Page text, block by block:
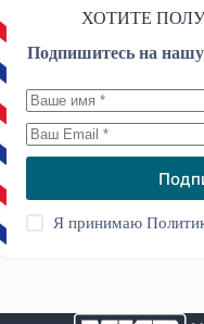
ХОТИТЕ
Подпишитесь на
Я принимаю